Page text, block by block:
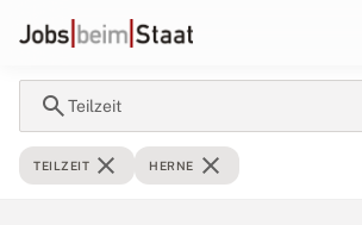
searchTeilzeit
TEILZEIT close HERNE close